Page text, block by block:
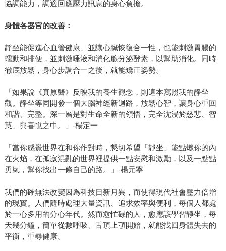
協調能力，調適回應壓力訊息的身心負擔。
身體各器官的改善：
靜坐能促進心血管健康、並讓心臟恢復合一性，也能刺激胃腸的
蠕動和排便，並刺激唾液和消化腺分泌酵素，以幫助消化。同時
徹底放鬆，身心步調合一之後，就能矯正姿勢。
「如果說《真原醫》反映我的養生觀念，則這本寫照我的靜坐
觀。靜坐等同開發一個大腦神經新迴路，放鬆心智，讓身心重回
和諧、完整。深一層是對生命全新的領悟，完全沈浸於慈悲、智
慧、與喜悅之中。」-楊定一
「當你感覺世界在和你作對時，懇切希望「靜坐」能點燃你的內
在火焰，在孤寂混亂的世界裡提供一點安慰和激勵，以及一點點
勇氣，幫你找出一條自己的路。」-楊元寧
我們的確無法改變因為科技日新月異，而使得現代社會壓力倍增
的現實。人們隨時處理大量資訊、追求效率與便利，每個人都處
於一心多用的分心年代。然而愈忙碌的人，愈應該學習靜坐，每
天幾分鐘，簡單從數呼吸、舌頂上顎開始，就能找回身體失去的
平衡，重尋健康。